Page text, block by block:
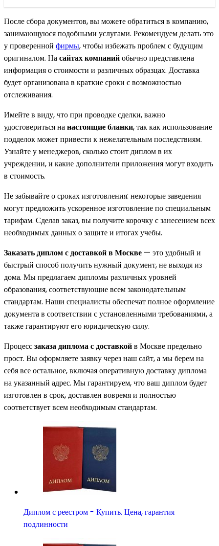
После сбора документов, вы можете обратиться в компанию,
занимающуюся подобными услугами. Рекомендуем делать это
у проверенной фирмы, чтобы избежать проблем с будущим
оригиналом. Насайтах компанийобычно представлена
информация о стоимости и различных образцах. Доставка
будет организована в краткие сроки с возможностью
отслеживания.
Имейте в виду, что при проводке сделки, важно
удостовериться нанастоящие бланки, так как использование
подделок может привести к нежелательным последствиям.
Узнайте у менеджеров, сколько стоит диплом в их
учреждении, и какие дополнители приложения могут входить
в стоимость.
Не забывайте о сроках изготовления: некоторые заведения
могут предложить ускоренное изготовление по специальным
тарифам. Сделав заказ, вы получите корочку с занесением всех
необходимых данных о защите и итогах учебы.
Заказать диплом с доставкой в Москве — это удобный и
быстрый способ получить нужный документ, не выходя из
дома. Мы предлагаем дипломы различных уровней
образования, соответствующие всем законодательным
стандартам. Наши специалисты обеспечат полное оформление
документа в соответствии с установленными требованиями, а
также гарантируют его юридическую силу.
Процессзаказа диплома с доставкойв Москве предельно
прост. Вы оформляете заявку через наш сайт, а мы берем на
себя все остальное, включая оперативную доставку диплома
на указанный адрес. Мы гарантируем, что ваш диплом будет
изготовлен в срок, доставлен вовремя и полностью
соответствует всем необходимым стандартам.
Диплом с реестром - Купить. Цена, гарантия
подлинности